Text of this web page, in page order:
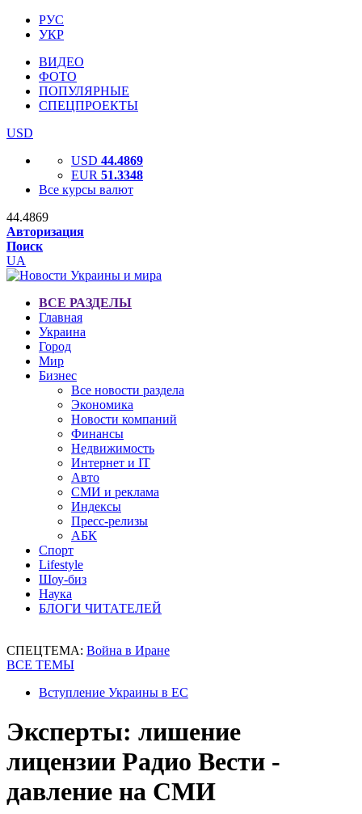
РУС
УКР
ВИДЕО
ФОТО
ПОПУЛЯРНЫЕ
СПЕЦПРОЕКТЫ
USD
USD 44.4869
EUR 51.3348
Все курсы валют
44.4869
Авторизация
Поиск
UA
ВСЕ РАЗДЕЛЫ
Главная
Украина
Город
Мир
Бизнес
Все новости раздела
Экономика
Новости компаний
Финансы
Недвижимость
Интернет и IT
Авто
СМИ и реклама
Индексы
Пресс-релизы
АБК
Спорт
Lifestyle
Шоу-биз
Наука
БЛОГИ ЧИТАТЕЛЕЙ
СПЕЦТЕМА: Война в Иране
ВСЕ ТЕМЫ
Вступление Украины в ЕС
Эксперты: лишение
лицензии Радио Вести -
давление на СМИ